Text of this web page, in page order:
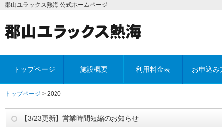
郡山ユラックス熱海 公式ホームページ
トップページ 施設概要 利用料金表 お申込み
トップページ > 2020
【3/23更新】営業時間短縮のお知らせ